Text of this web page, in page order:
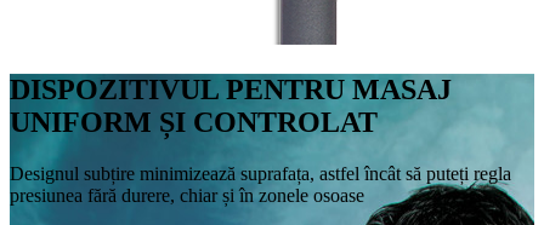
DISPOZITIVUL PENTRU MASAJ
UNIFORM ȘI CONTROLAT
Designul subțire minimizează suprafața, astfel încât să puteți regla
presiunea fără durere, chiar și în zonele osoase